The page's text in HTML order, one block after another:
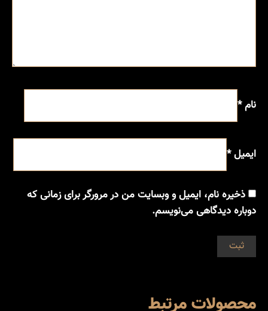
نام*
ایمیل*
ذخیره نام، ایمیل و وبسایت من در مرورگر برای زمانی که
دوباره دیدگاهی می‌نویسم.
محصولات مرتبط